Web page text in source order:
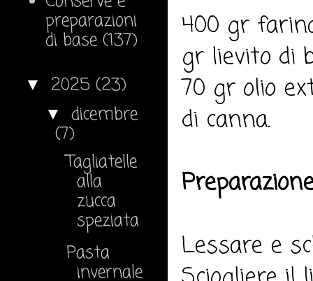
400 gr
gr lievito di
70 gr olio
di canna.
Lessare e
preparazioni
di base (137)
▼ 2025 (23)
▼ dicembre
(7)
Tagliatelle
alla
zucca
speziata
Pasta
invernale